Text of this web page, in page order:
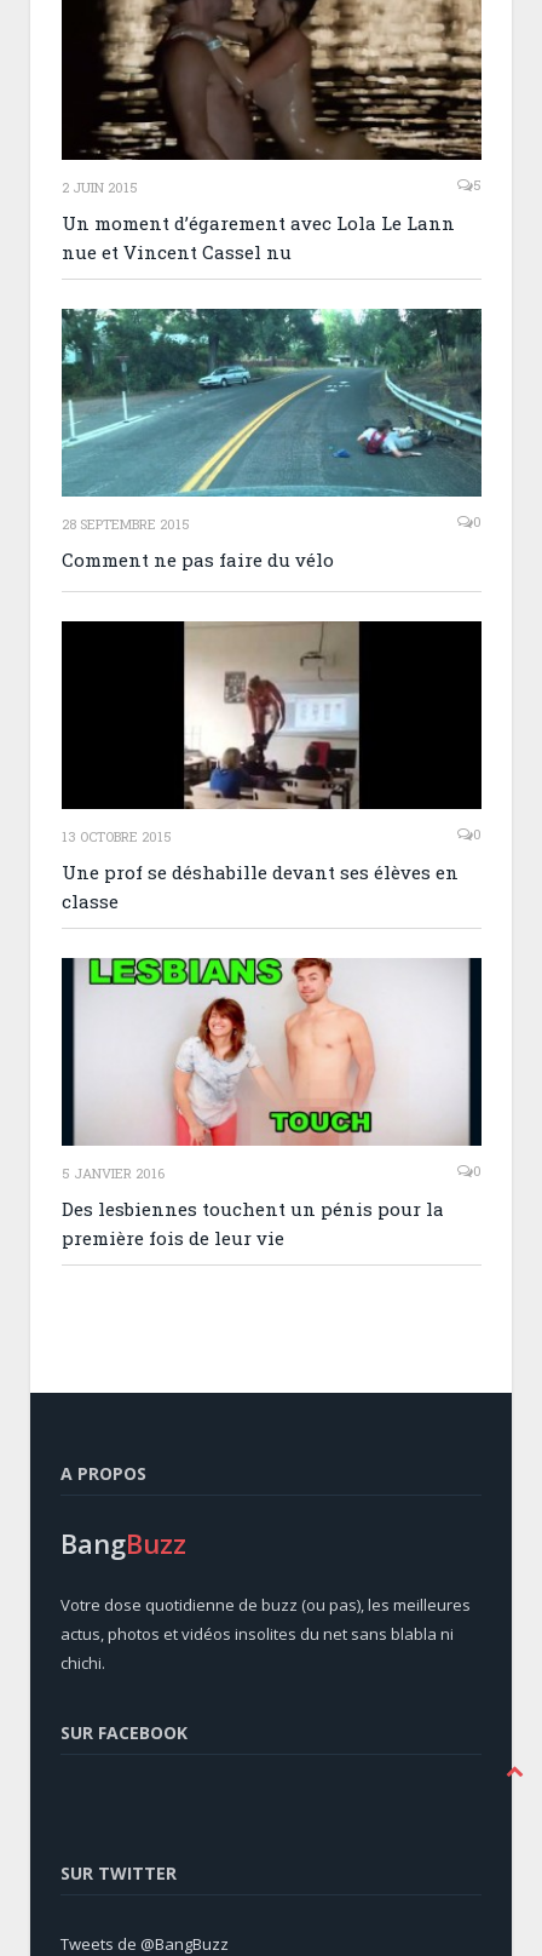
2 JUIN 2015 5
Un moment d’égarement avec Lola Le Lann
nue et Vincent Cassel nu
28 SEPTEMBRE 2015 0
Comment ne pas faire du vélo
13 OCTOBRE 2015 0
Une prof se déshabille devant ses élèves en
classe
5 JANVIER 2016 0
Des lesbiennes touchent un pénis pour la
première fois de leur vie
A PROPOS
BangBuzz
Votre dose quotidienne de buzz (ou pas), les meilleures
actus, photos et vidéos insolites du net sans blabla ni
chichi.
SUR FACEBOOK
SUR TWITTER
Tweets de @BangBuzz